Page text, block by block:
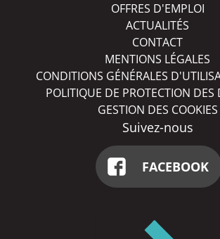
OFFRES D'EMPLOI
ACTUALITÉS
CONTACT
MENTIONS LÉGALES
CONDITIONS GÉNÉRALES
POLITIQUE DE PROTECTION DES
GESTION DES COOKIES
Suivez-nous
FACEBOOK